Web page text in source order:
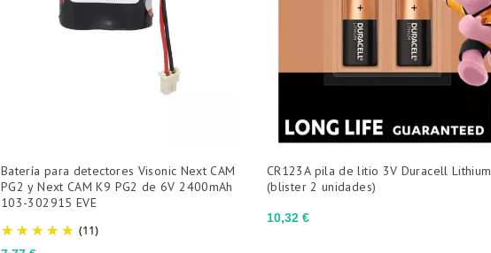
(11)
Batería para detectores Visonic Next CAM
PG2 y Next CAM K9 PG2 de 6V 2400mAh
103-302915 EVE
Precio
10,32 €
CR123A pila de litio 3V Duracell Lithium
(blister 2 unidades)